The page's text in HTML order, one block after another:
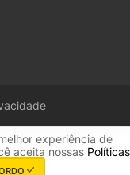
experiência de
aceita nossas Políticas